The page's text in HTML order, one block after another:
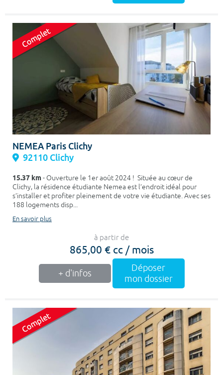
NEMEA Paris Clichy
92110 Clichy
15.37 km- Ouverture le 1er août 2024 ! Située au cœur de
Clichy, la résidence étudiante Nemea est l’endroit idéal pour
s’installer et profiter pleinement de votre vie étudiante. Avec ses
188 logements disp...
En savoir plus
à partir de
865,00 € cc / mois
+ d'infos
Déposer
mon dossier